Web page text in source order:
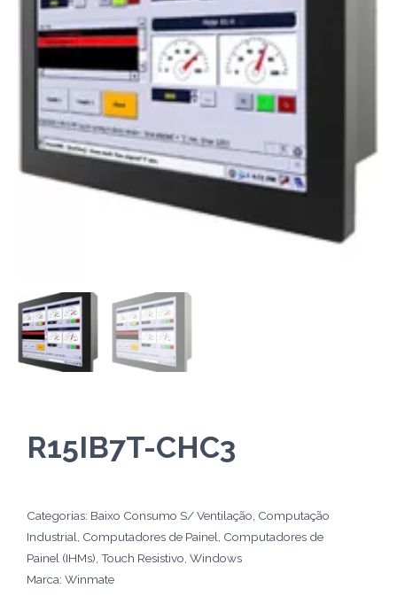
R15IB7T-CHC3
Categorias: Baixo Consumo S/ Ventilação Computação
Industrial Computadores de Painel Computadores de
Painel (IHMs) Touch Resistivo Windows
Marca: Winmate